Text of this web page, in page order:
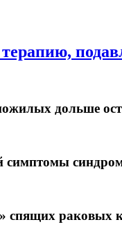
дольше
спящих раковых